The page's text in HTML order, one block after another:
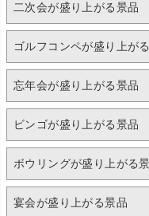
二次会が盛り上がる景品
ゴルフコンペが盛り上が
忘年会が盛り上がる景品
ビンゴが盛り上がる景品
ボウリングが盛り上がる
宴会が盛り上がる景品